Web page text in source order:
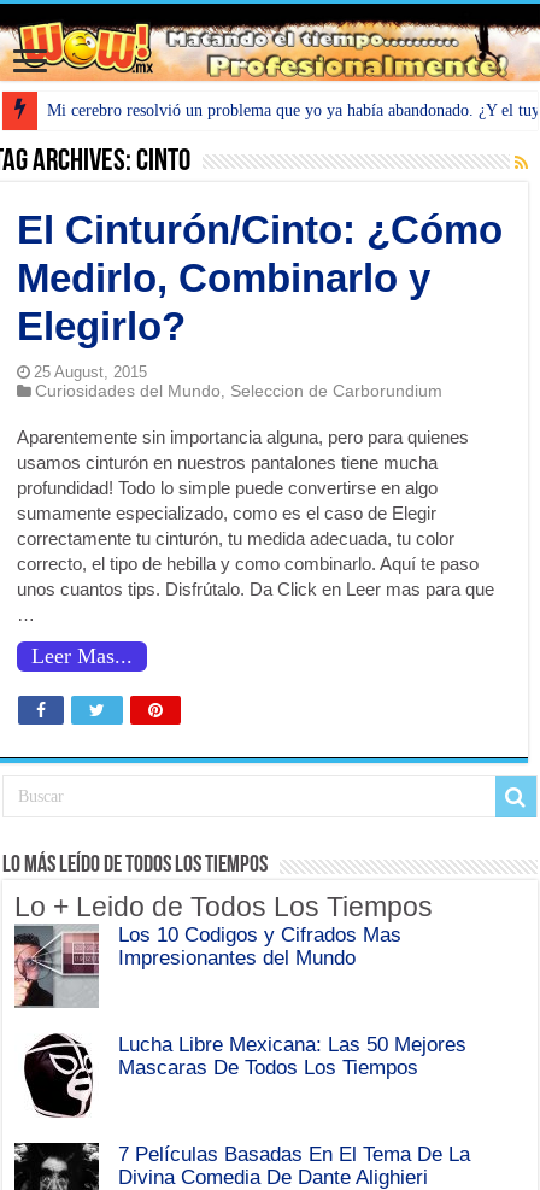
Mi cerebro resolvió un problema que yo ya había abandonado. ¿Y el
Archives:Cinto
El Cinturón/Cinto: ¿Cómo
Medirlo, Combinarlo y
Elegirlo?
25 August, 2015
Curiosidades del Mundo, Seleccion de Carborundium
Aparentemente sin importancia alguna, pero para quienes
usamos cinturón en nuestros pantalones tiene mucha
profundidad! Todo lo simple puede convertirse en algo
sumamente especializado, como es el caso de Elegir
correctamente tu cinturón, tu medida adecuada, tu color
correcto, el tipo de hebilla y como combinarlo. Aquí te paso
unos cuantos tips. Disfrútalo. Da Click en Leer mas para que
…
Leer Mas...
Lo Más Leído de Todos Los Tiempos
Lo + Leido de Todos Los Tiempos
Los 10 Codigos y Cifrados Mas
Impresionantes del Mundo
Lucha Libre Mexicana: Las 50 Mejores
Mascaras De Todos Los Tiempos
7 Películas Basadas En El Tema De La
Divina Comedia De Dante Alighieri